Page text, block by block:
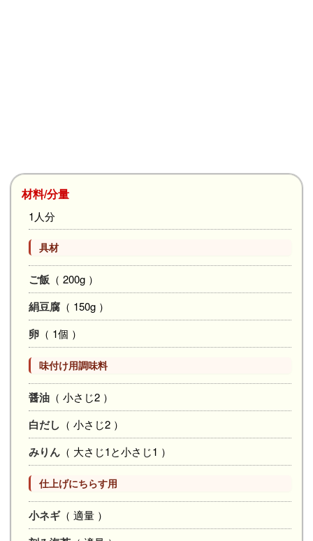
材料/分量
1人分
具材
ご飯 （ 200g ）
絹豆腐 （ 150g ）
卵 （ 1個 ）
味付け用調味料
醤油 （ 小さじ2 ）
白だし （ 小さじ2 ）
みりん （ 大さじ1と小さじ1 ）
仕上げにちらす用
小ネギ（ 適量 ）